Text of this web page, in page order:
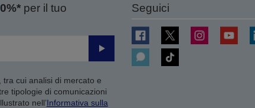
per il tuo
Invia
cui analisi di mercato e
tipologie di comunicazioni
nell’Informativa sulla
Seguici